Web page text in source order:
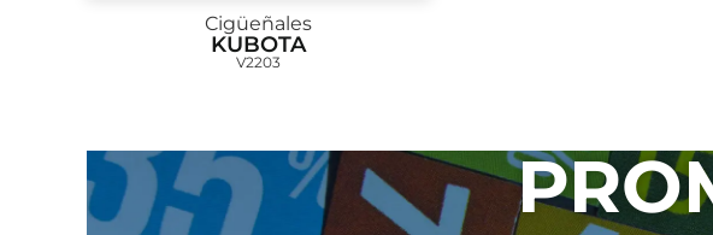
Cigüeñales
KUBOTA
V2203